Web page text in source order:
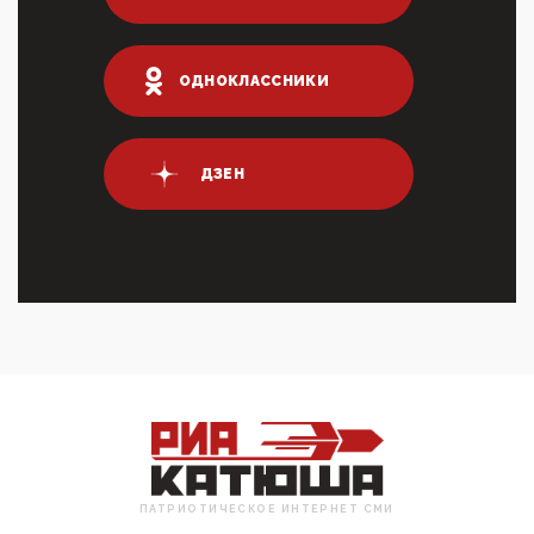
Террорист и убийца Буданов вальяжно сообщил,
энергети...
01:54, 10 Апреля 2026
ПрезидентПутинвчера вечером обьявил
Пасхальное перемирие с 16 часов субботы до конца
дня Воскресен...
01:09, 10 Апреля 2026
Честно говоря, ситуация с продвижением через
российские крупнейшие СМИ персоны Эррола
Маска (отца Ил...
07:11, 10 Апреля 2026
ОДНОКЛАССНИКИ
ДЗЕН
ПАТРИОТИЧЕСКОЕ ИНТЕРНЕТ СМИ